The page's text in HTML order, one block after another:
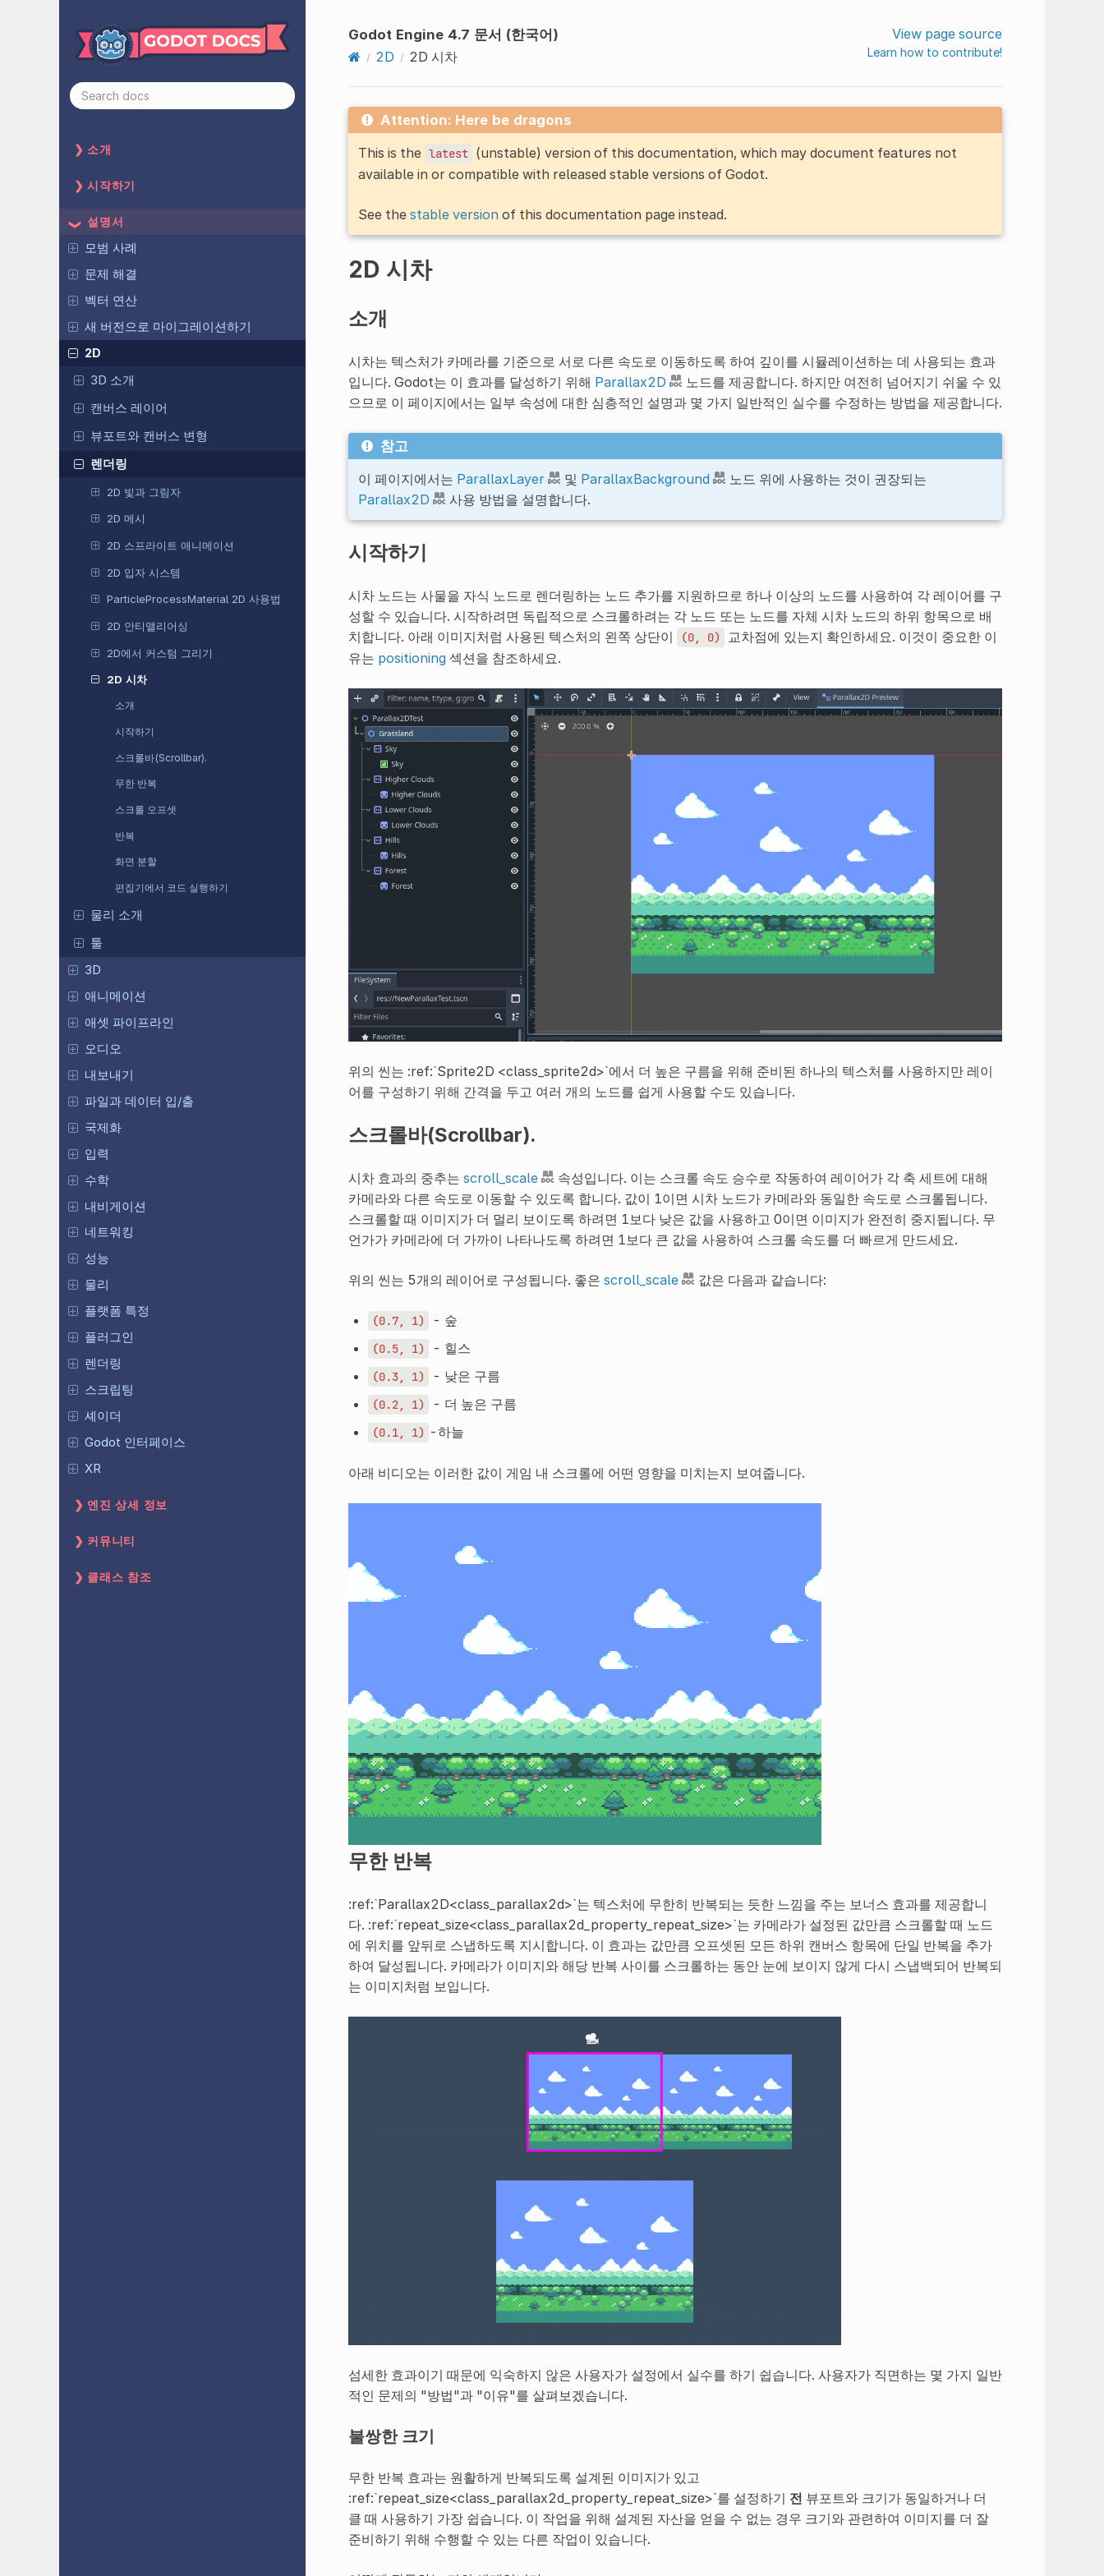
소개
시작하기
설명서
모범 사례
문제 해결
벡터 연산
새 버전으로 마이그레이션하기
2D
3D 소개
캔버스 레이어
뷰포트와 캔버스 변형
렌더링
2D 빛과 그림자
2D 메시
2D 스프라이트 애니메이션
2D 입자 시스템
ParticleProcessMaterial 2D 사용법
2D 안티앨리어싱
2D에서 커스텀 그리기
2D 시차
소개
시작하기
스크롤바(Scrollbar).
무한 반복
스크롤 오프셋
반복
화면 분할
편집기에서 코드 실행하기
물리 소개
툴
3D
애니메이션
애셋 파이프라인
오디오
내보내기
파일과 데이터 입/출
국제화
입력
수학
내비게이션
네트워킹
성능
물리
플랫폼 특정
플러그인
렌더링
스크립팅
셰이더
Godot 인터페이스
XR
엔진 상세 정보
커뮤니티
클래스 참조
Godot Engine 4.7 문서 (한국어)
2D
2D 시차
View page source
Learn how to contribute!
Attention: Here be dragons
This is the latest (unstable) version of this documentation, which may document features not
available in or compatible with released stable versions of Godot.
See the stable versionof this documentation page instead.
2D 시차
소개
시차는 텍스처가 카메라를 기준으로 서로 다른 속도로 이동하도록 하여 깊이를 시뮬레이션하는 데 사용되는 효과
입니다. Godot는 이 효과를 달성하기 위해 Parallax2D
노드를 제공합니다. 하지만 여전히 넘어지기 쉬울 수 있
으므로 이 페이지에서는 일부 속성에 대한 심층적인 설명과 몇 가지 일반적인 실수를 수정하는 방법을 제공합니다.
참고
이 페이지에서는 ParallaxLayer 및 ParallaxBackground
노드 위에 사용하는 것이 권장되는
Parallax2D
사용 방법을 설명합니다.
시작하기
시차 노드는 사물을 자식 노드로 렌더링하는 노드 추가를 지원하므로 하나 이상의 노드를 사용하여 각 레이어를 구
성할 수 있습니다. 시작하려면 독립적으로 스크롤하려는 각 노드 또는 노드를 자체 시차 노드의 하위 항목으로 배
치합니다. 아래 이미지처럼 사용된 텍스처의 왼쪽 상단이
(0, 0)
교차점에 있는지 확인하세요. 이것이 중요한 이
유는 positioning섹션을 참조하세요.
위의 씬는 :ref:`Sprite2D <class_sprite2d>`에서 더 높은 구름을 위해 준비된 하나의 텍스처를 사용하지만 레이
어를 구성하기 위해 간격을 두고 여러 개의 노드를 쉽게 사용할 수도 있습니다.
스크롤바(Scrollbar).
시차 효과의 중추는 scroll_scale
속성입니다. 이는 스크롤 속도 승수로 작동하여 레이어가 각 축 세트에 대해
카메라와 다른 속도로 이동할 수 있도록 합니다. 값이 1이면 시차 노드가 카메라와 동일한 속도로 스크롤됩니다.
스크롤할 때 이미지가 더 멀리 보이도록 하려면 1보다 낮은 값을 사용하고 0이면 이미지가 완전히 중지됩니다. 무
언가가 카메라에 더 가까이 나타나도록 하려면 1보다 큰 값을 사용하여 스크롤 속도를 더 빠르게 만드세요.
위의 씬는 5개의 레이어로 구성됩니다. 좋은 scroll_scale 값은 다음과 같습니다:
(0.7, 1) - 숲
(0.5, 1) - 힐스
(0.3, 1) - 낮은 구름
(0.2, 1) - 더 높은 구름
(0.1, 1) -하늘
아래 비디오는 이러한 값이 게임 내 스크롤에 어떤 영향을 미치는지 보여줍니다.
무한 반복
:ref:`Parallax2D<class_parallax2d>`는 텍스처에 무한히 반복되는 듯한 느낌을 주는 보너스 효과를 제공합니
다. :ref:`repeat_size<class_parallax2d_property_repeat_size>`는 카메라가 설정된 값만큼 스크롤할 때 노드
에 위치를 앞뒤로 스냅하도록 지시합니다. 이 효과는 값만큼 오프셋된 모든 하위 캔버스 항목에 단일 반복을 추가
하여 달성됩니다. 카메라가 이미지와 해당 반복 사이를 스크롤하는 동안 눈에 보이지 않게 다시 스냅백되어 반복되
는 이미지처럼 보입니다.
섬세한 효과이기 때문에 익숙하지 않은 사용자가 설정에서 실수를 하기 쉽습니다. 사용자가 직면하는 몇 가지 일반
적인 문제의 "방법"과 "이유"를 살펴보겠습니다.
불쌍한 크기
무한 반복 효과는 원활하게 반복되도록 설계된 이미지가 있고
:ref:`repeat_size<class_parallax2d_property_repeat_size>`를 설정하기 전 뷰포트와 크기가 동일하거나 더
클 때 사용하기 가장 쉽습니다. 이 작업을 위해 설계된 자산을 얻을 수 없는 경우 크기와 관련하여 이미지를 더 잘
준비하기 위해 수행할 수 있는 다른 작업이 있습니다.